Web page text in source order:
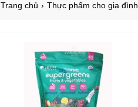
Trang chủ Thực phẩm cho gia đình